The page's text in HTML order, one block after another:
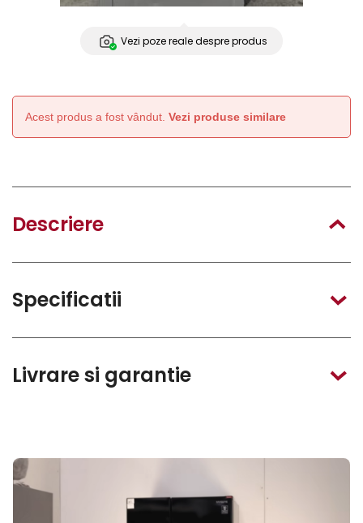
Vezi poze reale despre produs
Acest produs a fost vândut. Vezi produse similare
Descriere
Specificatii
Livrare si garantie